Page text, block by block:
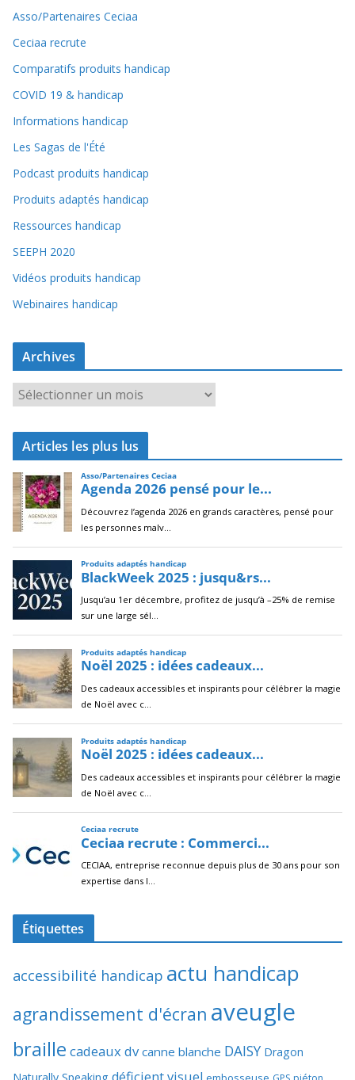
Asso/Partenaires Ceciaa
Ceciaa recrute
Comparatifs produits handicap
COVID 19 & handicap
Informations handicap
Les Sagas de l'Été
Podcast produits handicap
Produits adaptés handicap
Ressources handicap
SEEPH 2020
Vidéos produits handicap
Webinaires handicap
Archives
r
c
i
v
e
s
Articles les plus lus
Étiquettes
accessibilité handicap actu handicap
agrandissement d'écran aveugle
braille cadeaux dv canne blanche DAISY Dragon